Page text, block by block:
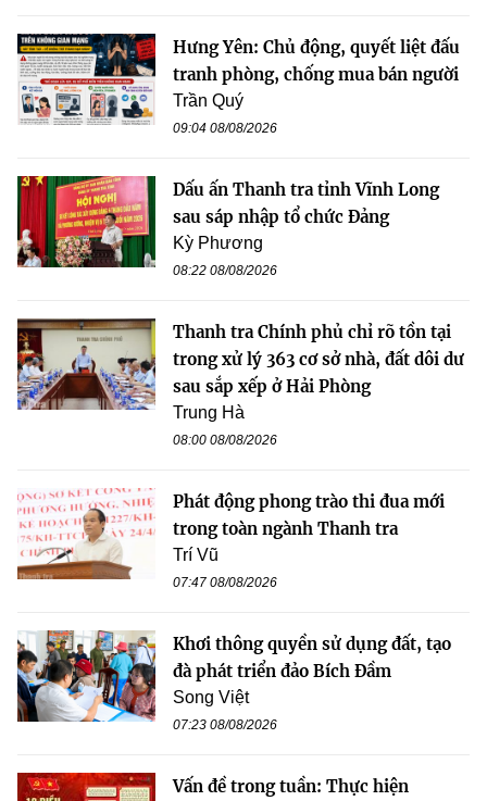
Hưng Yên: Chủ động, quyết liệt đấu
tranh phòng, chống mua bán người
Trần Quý
09:04 08/08/2026
Dấu ấn Thanh tra tỉnh Vĩnh Long
sau sáp nhập tổ chức Đảng
Kỳ Phương
08:22 08/08/2026
Thanh tra Chính phủ chỉ rõ tồn tại
trong xử lý 363 cơ sở nhà, đất dôi dư
sau sắp xếp ở Hải Phòng
Trung Hà
08:00 08/08/2026
Phát động phong trào thi đua mới
trong toàn ngành Thanh tra
Trí Vũ
07:47 08/08/2026
Khơi thông quyền sử dụng đất, tạo
đà phát triển đảo Bích Đầm
Song Việt
07:23 08/08/2026
Vấn đề trong tuần: Thực hiện